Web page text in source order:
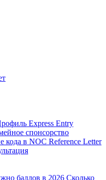
Express Entry
спонсорство
кода в NOC Reference Letter
баллов в 2026 Сколько